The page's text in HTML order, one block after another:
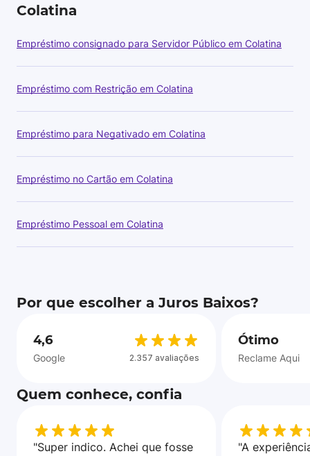
Colatina
Empréstimo consignado para Servidor Público em Colatina
Empréstimo com Restrição em Colatina
Empréstimo para Negativado em Colatina
Empréstimo no Cartão em Colatina
Empréstimo Pessoal em Colatina
Por que escolher a Juros Baixos?
4,6
Google 2.357 avaliações
Ótimo
Reclame Aqui
Quem conhece, confia
"Super indico. Achei que fosse
"A